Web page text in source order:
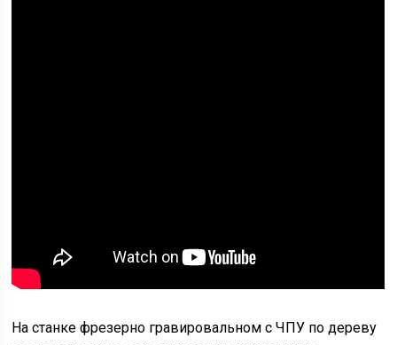
На станке фрезерно гравировальном с ЧПУ по дереву